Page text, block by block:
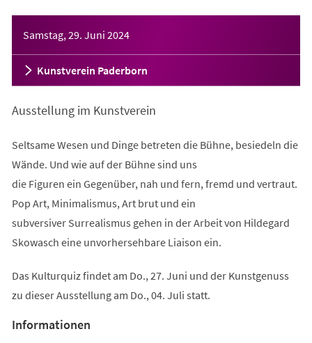
Samstag, 29. Juni 2024
Kunstverein Paderborn
Ausstellung im Kunstverein
Seltsame Wesen und Dinge betreten die Bühne, besiedeln die
Wände. Und wie auf der Bühne sind uns
die Figuren ein Gegenüber, nah und fern, fremd und vertraut.
Pop Art, Minimalismus, Art brut und ein
subversiver Surrealismus gehen in der Arbeit von Hildegard
Skowasch eine unvorhersehbare Liaison ein.
Das Kulturquiz findet am Do., 27. Juni und der Kunstgenuss
zu dieser Ausstellung am Do., 04. Juli statt.
Informationen